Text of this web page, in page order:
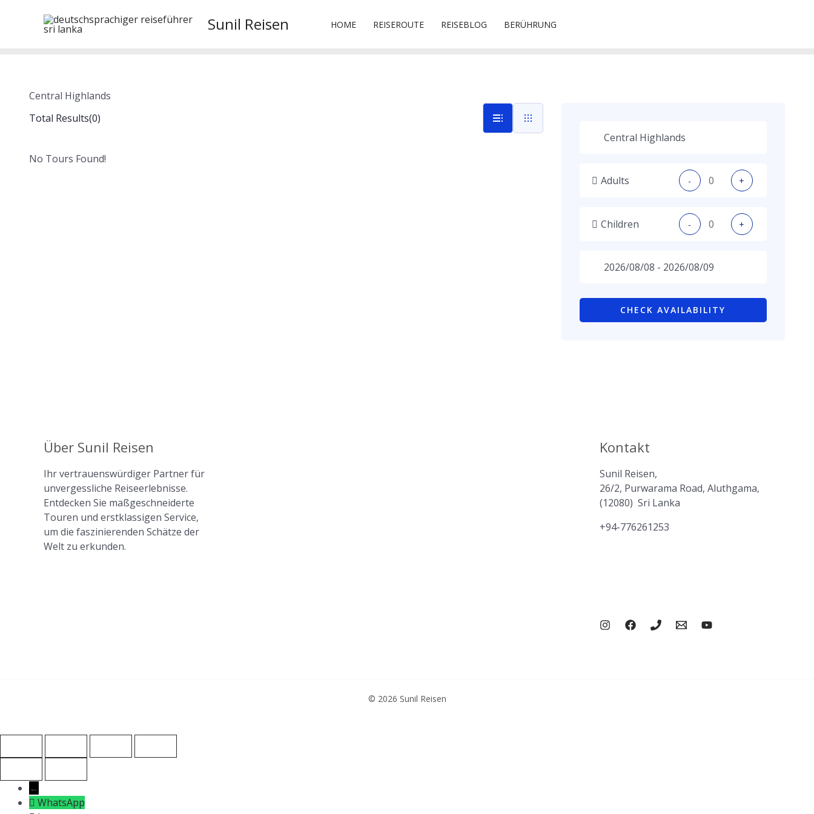
Sunil Reisen HOME REISEROUTE REISEBLOG BERÜHRUNG
Central Highlands
Total Results(0)
No Tours Found!
Adults
- +
Children - +
CHECK AVAILABILITY
Über Sunil Reisen
Ihr vertrauenswürdiger Partner für
unvergessliche Reiseerlebnisse.
Entdecken Sie maßgeschneiderte
Touren und erstklassigen Service,
um die faszinierenden Schätze der
Welt zu erkunden.
Kontakt
Sunil Reisen,
26/2, Purwarama Road, Aluthgama,
(12080) Sri Lanka
+94-776261253
© 2026 Sunil Reisen
←
WhatsApp